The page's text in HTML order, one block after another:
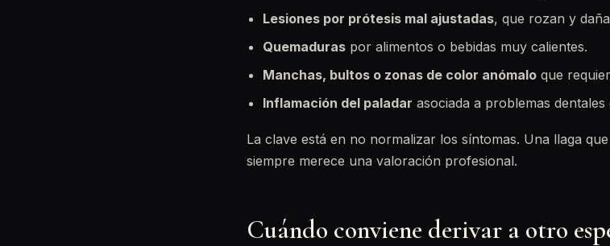
Lesiones por prótesis mal ajustadas, que rozan y
Quemaduras por alimentos o bebidas muy calientes.
Manchas, bultos o zonas de color anómalo que
Inflamación del paladar asociada a problemas dentales
La clave está en no normalizar los síntomas. Una llaga
siempre merece una valoración profesional.
Cuándo conviene derivar a otro